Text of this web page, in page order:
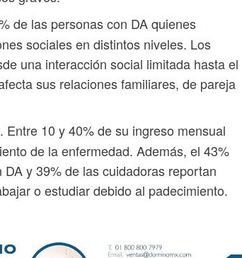
de las personas con DA quienes
sociales en distintos niveles. Los
una interacción social limitada hasta el
sus relaciones familiares, de pareja
. Entre 10 y 40% de su ingreso mensual
de la enfermedad. Además, el 43%
y 39% de las cuidadoras reportan
o estudiar debido al padecimiento.